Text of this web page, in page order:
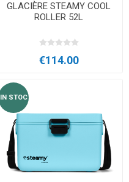
GLACIÈRE STEAMY COOL
ROLLER 52L
€114.00
IN STOC